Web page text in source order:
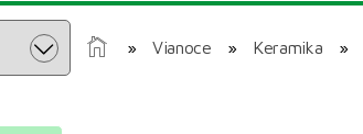
» Vianoce » Keramika »